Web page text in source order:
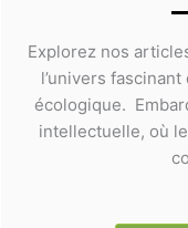
Explorez nos
l’univers
écologique.
intellectuelle, où